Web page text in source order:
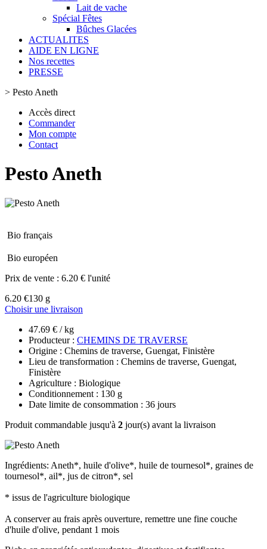
Lait de vache
Spécial Fêtes
Bûches Glacées
ACTUALITES
AIDE EN LIGNE
Nos recettes
PRESSE
> Pesto Aneth
Accès direct
Commander
Mon compte
Contact
Pesto Aneth
Bio français
Bio européen
Prix de vente : 6.20 € l'unité
6.20 €130 g
Choisir une livraison
47.69 € / kg
Producteur : CHEMINS DE TRAVERSE
Origine : Chemins de traverse, Guengat, Finistère
Lieu de transformation : Chemins de traverse, Guengat,
Finistère
Agriculture : Biologique
Conditionnement : 130 g
Date limite de consommation : 36 jours
Produit commandable jusqu'à 2 jour(s) avant la livraison
Ingrédients: Aneth*, huile d'olive*, huile de tournesol*, graines de
tournesol*, ail*, jus de citron*, sel
* issus de l'agriculture biologique
A conserver au frais après ouverture, remettre une fine couche
d'huile d'olive, pendant 1 mois